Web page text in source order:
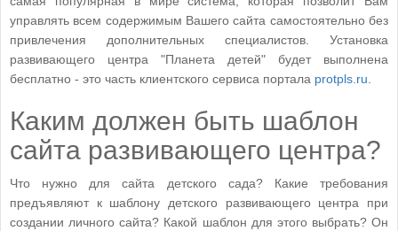
управлять всем содержимым Вашего сайта самостоятельно без
привлечения дополнительных специалистов. Установка
развивающего центра "Планета детей" будет выполнена
бесплатно - это часть клиентского сервиса портала protpls.ru
Каким должен быть шаблон
сайта развивающего центра?
Что нужно для сайта детского сада? Какие требования
предъявляют к шаблону детского развивающего центра при
создании личного сайта? Какой шаблон для этого выбрать? Он